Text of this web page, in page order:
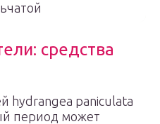
средства
hydrangea paniculata
период может